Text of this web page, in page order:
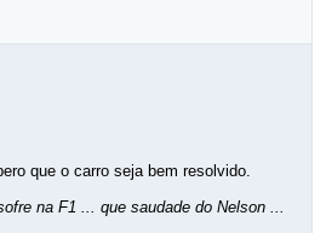
que o carro seja bem resolvido.
na F1 ... que saudade do Nelson ...